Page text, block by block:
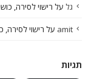
גל על רישוי לסירה,
amit על רישוי
תגיות